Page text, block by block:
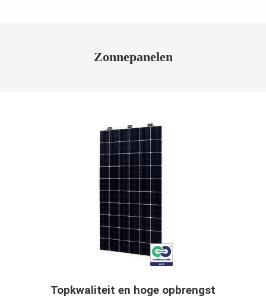
Zonnepanelen
Topkwaliteit en hoge opbrengst